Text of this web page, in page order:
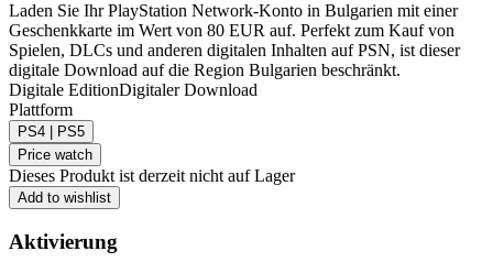
Laden Sie Ihr PlayStation Network-Konto in Bulgarien mit einer
Geschenkkarte im Wert von 80 EUR auf. Perfekt zum Kauf von
Spielen, DLCs und anderen digitalen Inhalten auf PSN, ist dieser
digitale Download auf die Region Bulgarien beschränkt.
Digitale EditionDigitaler Download
Plattform
PS4 | PS5
Price watch
Dieses Produkt ist derzeit nicht auf Lager
Add to wishlist
Aktivierung